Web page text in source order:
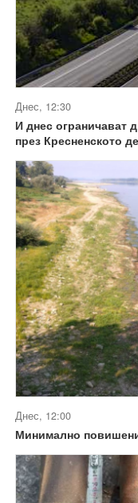
Днес, 12:30
И днес ограничават
през Кресненското
Днес, 12:00
Минимално